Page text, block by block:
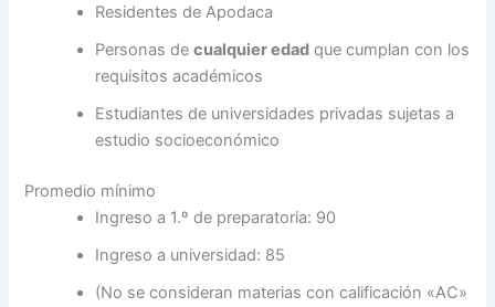
Residentes de Apodaca
Personas decualquier edad que cumplan con los
requisitos académicos
Estudiantes de universidades privadas sujetas a
estudio socioeconómico
Promedio mínimo
Ingreso a 1.º de preparatoria: 90
Ingreso a universidad: 85
(No se consideran materias con calificación «AC»